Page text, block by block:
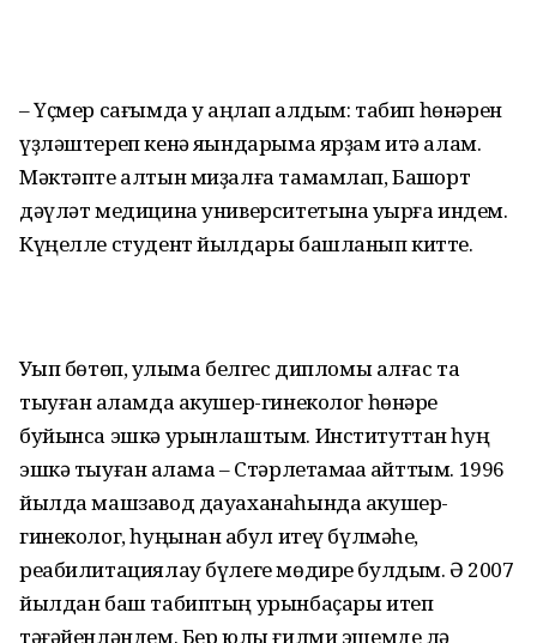
– Үҫмер сағымда уҡ аңлап ҡалдым: табип һөнәрен
үҙләштереп кенә яҡындарыма ярҙам итә алам.
Мәктәпте алтын миҙал­ға тамамлап, Башҡорт
дәүләт медицина университетына уҡырға индем.
Күңелле студент йылдары башланып китте.
Уҡып бөтөп, ҡулыма белгес дипломы алғас та
тыуған ҡаламда акушер-гинеколог һөнәре
буйынса эшкә урынлаштым. Институттан һуң
эшкә тыуған ҡалама – Стәрлетамаҡҡа ҡайттым. 1996
йылда машзавод дауаханаһында акушер-
гинеколог, һуңынан ҡабул итеү бүлмәһе,
реабилитациялау бүлеге мөдире булдым. Ә 2007
йылдан баш табиптың урынбаҫары итеп
тәғәйенләндем. Бер юлы ғилми эшемде лә